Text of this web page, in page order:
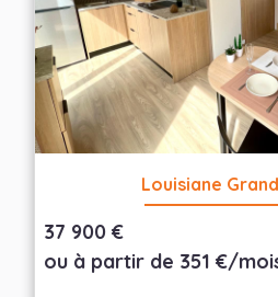
Louisiane
37 900 €
ou à partir de 351 €/